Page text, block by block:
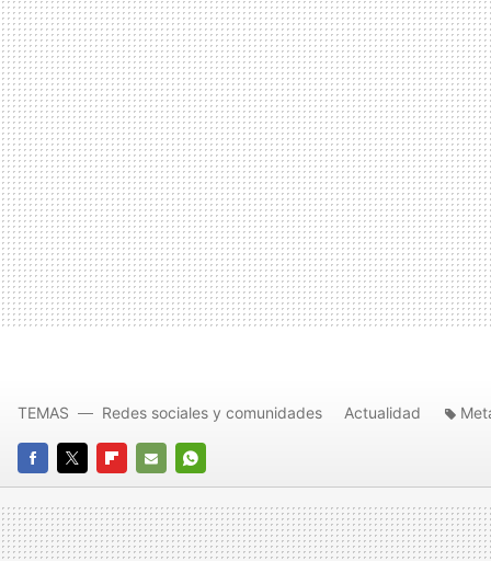
FACEBOOK
TWITTERFLIPBOARD
E-
MAIL
WHATSAPP
TEMAS Redes sociales y comunidades Actualidad